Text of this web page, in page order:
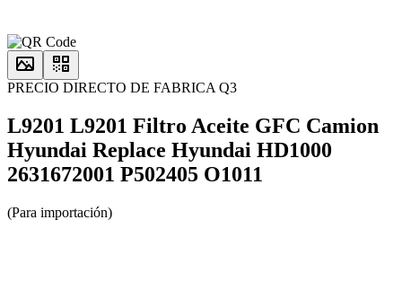
PRECIO DIRECTO DE FABRICA Q3
L9201 L9201 Filtro Aceite GFC Camion
Hyundai Replace Hyundai HD1000
2631672001 P502405 O1011
(Para importación)